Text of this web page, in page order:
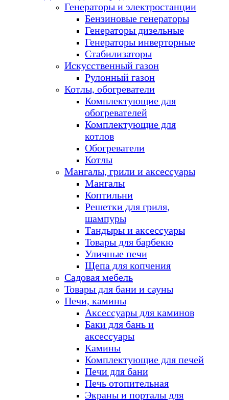
Генераторы и электростанции
Бензиновые генераторы
Генераторы дизельные
Генераторы инверторные
Стабилизаторы
Искусственный газон
Рулонный газон
Котлы, обогреватели
Комплектующие для
обогревателей
Комплектующие для
котлов
Обогреватели
Котлы
Мангалы, грили и аксессуары
Мангалы
Коптильни
Решетки для гриля,
шампуры
Тандыры и аксессуары
Товары для барбекю
Уличные печи
Щепа для копчения
Садовая мебель
Товары для бани и сауны
Печи, камины
Аксессуары для каминов
Баки для бань и
аксессуары
Камины
Комплектующие для печей
Печи для бани
Печь отопительная
Экраны и порталы для